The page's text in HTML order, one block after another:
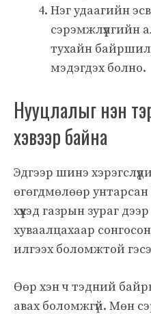
Нэг удаагийн
сэрэмжлүүлгийн
тухайн
мэдэгдэх болно.
Нууцлалыг нэн
хэвээр байна
Эдгээр шинэ
өгөгдмөлөөр
хүүхэд газрын зураг
хуваалцахаар сонгосон
илгээх боломжтой
Өөр хэн ч тэдний
авах боломжгүй. Мөн